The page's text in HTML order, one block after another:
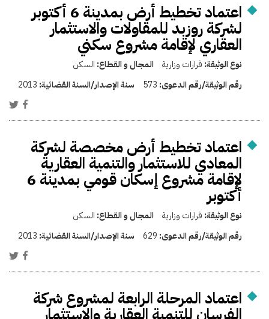
اعتماد تخطيط أرض بمدينة 6 أكتوبر
لشركة روزبد للمقاولات والاستثمار
العقاري لإقامة مشروع سكني
نوع الوثيقة: قرارات وزارية المجال و القطاع: السكن
رقم الوثيقة/رقم الدعوى: 573 سنة الإصدار/السنة القضائية: 2013
اعتماد تخطيط أرض مخصصة لشركة
المعادي للاستثمار والتنمية العقارية
لإقامة مشروع إسكان قومي بمدينة 6
أكتوبر
نوع الوثيقة: قرارات وزارية المجال و القطاع: السكن
رقم الوثيقة/رقم الدعوى: 629 سنة الإصدار/السنة القضائية: 2013
اعتماد المرحلة الرابعة لمشروع شركة
الفرسان للتنمية العقارية والاستثمار